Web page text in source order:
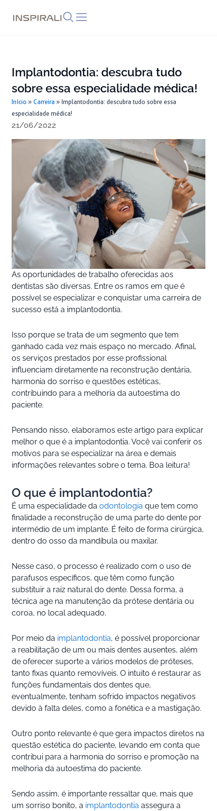
Implantodontia: descubra tudo
sobre essa especialidade médica!
Início » Carreira » Implantodontia: descubra tudo sobre essa
especialidade médica!
21/06/2022
As oportunidades de trabalho oferecidas aos
dentistas são diversas. Entre os ramos em que é
possível se especializar e conquistar uma carreira de
sucesso está a implantodontia.
Isso porque se trata de um segmento que tem
ganhado cada vez mais espaço no mercado. Afinal,
os serviços prestados por esse profissional
influenciam diretamente na reconstrução dentária,
harmonia do sorriso e questões estéticas,
contribuindo para a melhoria da autoestima do
paciente.
Pensando nisso, elaboramos este artigo para explicar
melhor o que é a implantodontia. Você vai conferir os
motivos para se especializar na área e demais
informações relevantes sobre o tema. Boa leitura!
O que é implantodontia?
É uma especialidade da odontologia que tem como
finalidade a reconstrução de uma parte do dente por
intermédio de um implante. É feito de forma cirúrgica,
dentro do osso da mandíbula ou maxilar.
Nesse caso, o processo é realizado com o uso de
parafusos específicos, que têm como função
substituir a raiz natural do dente. Dessa forma, a
técnica age na manutenção da prótese dentária ou
coroa, no local adequado.
Por meio da implantodontia, é possível proporcionar
a reabilitação de um ou mais dentes ausentes, além
de oferecer suporte a vários modelos de próteses,
tanto fixas quanto removíveis. O intuito é restaurar as
funções fundamentais dos dentes que,
eventualmente, tenham sofrido impactos negativos
devido à falta deles, como a fonética e a mastigação.
Outro ponto relevante é que gera impactos diretos na
questão estética do paciente, levando em conta que
contribui para a harmonia do sorriso e promoção na
melhoria da autoestima do paciente.
Sendo assim, é importante ressaltar que, mais que
um sorriso bonito, a implantodontia assegura a